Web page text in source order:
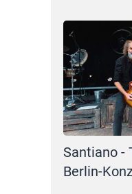
Santiano -
Berlin-